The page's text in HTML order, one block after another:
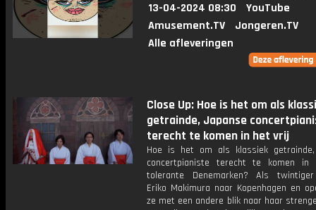
13-04-2024 08:30
YouTube
Amusement.TV
Jongeren.TV
Alle afleveringen
Close Up: Hoe is het om als
getrainde, Japanse
terecht te komen in het vrij
Hoe is het om als klassiek
concertpianiste terecht te komen in
tolerante Denemarken? Als
Eriko Makimura naar Kopenhagen en
ze met een andere blik naar haar